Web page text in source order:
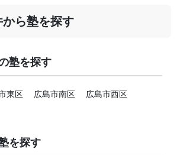
ら塾を探す
塾を探す
東区 広島市南区
広島市西区
を探す